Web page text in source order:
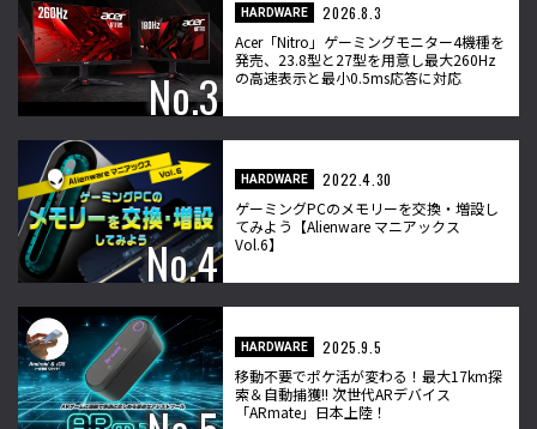
HARDWARE
2026.8.3
Acer「Nitro」ゲーミングモニター4機種を
発売、23.8型と27型を用意し最大260Hz
の高速表示と最小0.5ms応答に対応
HARDWARE
2022.4.30
ゲーミングPCのメモリーを交換・増設し
てみよう【Alienware マニアックス
Vol.6】
HARDWARE
2025.9.5
移動不要でポケ活が変わる！最大17km探
索＆自動捕獲!! 次世代ARデバイス
「ARmate」日本上陸！